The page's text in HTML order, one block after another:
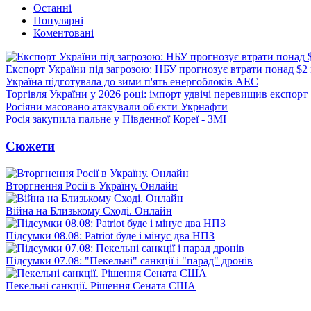
Останні
Популярні
Коментовані
Експорт України під загрозою: НБУ прогнозує втрати понад
Україна підготувала до зими п'ять енергоблоків АЕС
Торгівля України у 2026 році: імпорт удвічі перевищив експорт
Росіяни масовано атакували об'єкти Укрнафти
Росія закупила пальне у Південної Кореї - ЗМІ
Сюжети
Вторгнення Росії в Україну. Онлайн
Війна на Близькому Сході. Онлайн
Підсумки 08.08: Patriot буде і мінус два НПЗ
Підсумки 07.08: "Пекельні" санкції і "парад" дронів
Пекельні санкції. Рішення Сената США